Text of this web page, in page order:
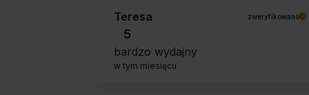
Teresa zweryfikowano
5
bardzo wydajny
w tym miesiącu